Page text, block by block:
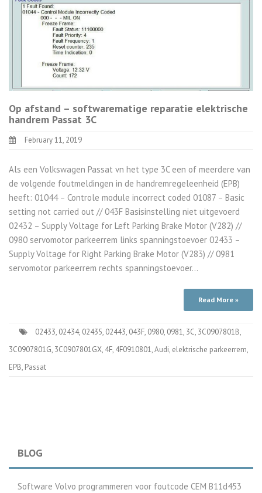
Op afstand – softwarematige reparatie elektrische
handrem Passat 3C
February 11, 2019
Als een Volkswagen Passat vn het type 3C een of meerdere van
de volgende foutmeldingen in de handremregeleenheid (EPB)
heeft: 01044 – Controle module incorrect coded 01087 – Basic
setting not carried out // 043F Basisinstelling niet uitgevoerd
02432 – Supply Voltage for Left Parking Brake Motor (V282) //
0980 servomotor parkeerrem links spanningstoevoer 02433 –
Supply Voltage for Right Parking Brake Motor (V283) // 0981
servomotor parkeerrem rechts spanningstoevoer…
Read More »
02433, 02434, 02435, 02443, 043F, 0980, 0981, 3C, 3C0907801B,
3C0907801G, 3C0907801GX, 4F, 4F0910801,Audi, elektrische parkeerrem,
EPB, Passat
BLOG
Software Volvo programmeren voor foutcode CEM B11d453